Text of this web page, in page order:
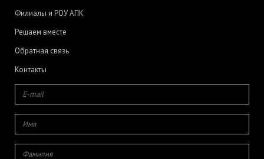
Филиалы и РОУ АПК
Решаем вместе
Обратная связь
Контакты